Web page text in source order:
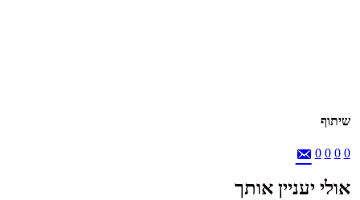
שיתוף
0
0
0
אולי יעניין אותך